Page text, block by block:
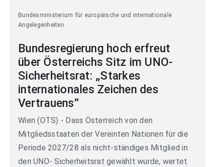
Bundesministerium für europäische und internationale
Angelegenheiten
Bundesregierung hoch erfreut
über Österreichs Sitz im UNO-
Sicherheitsrat: „Starkes
internationales Zeichen des
Vertrauens“
Wien (OTS) - Dass Österreich von den
Mitgliedsstaaten der Vereinten Nationen für die
Periode 2027/28 als nicht-ständiges Mitglied in
den UNO- Sicherheitsrat gewählt wurde, wertet